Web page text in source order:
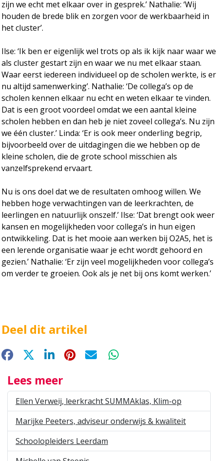
zijn we echt met elkaar over in gesprek.’ Nathalie: ‘Wij
houden de brede blik en zorgen voor de werkbaarheid in
het cluster’.
Ilse: ‘Ik ben er eigenlijk wel trots op als ik kijk naar waar we
als cluster gestart zijn en waar we nu met elkaar staan.
Waar eerst iedereen individueel op de scholen werkte, is er
nu altijd samenwerking’. Nathalie: ‘De collega’s op de
scholen kennen elkaar nu echt en weten elkaar te vinden.
Dat is een groot voordeel omdat we een aantal kleine
scholen hebben en dan heb je niet zoveel collega’s. Nu zijn
we één cluster.’ Linda: ‘Er is ook meer onderling begrip,
bijvoorbeeld over de uitdagingen die we hebben op de
kleine scholen, die de grote school misschien als
vanzelfsprekend ervaart.
Nu is ons doel dat we de resultaten omhoog willen. We
hebben hoge verwachtingen van de leerkrachten, de
leerlingen en natuurlijk onszelf.’ Ilse: ‘Dat brengt ook weer
kansen en mogelijkheden voor collega’s in hun eigen
ontwikkeling. Dat is het mooie aan werken bij O2A5, het is
een lerende organisatie waar je echt wordt gehoord en
gezien.’ Nathalie: ‘Er zijn veel mogelijkheden voor collega’s
om verder te groeien. Ook als je net bij ons komt werken.’
Deel dit artikel
Facebook LinkedInPinterestE-mailWhatsApp
Lees meer
Ellen Verweij, leerkracht SUMMAklas, Klim-op
Marijke Peeters, adviseur onderwijs & kwaliteit
Schoolopleiders Leerdam